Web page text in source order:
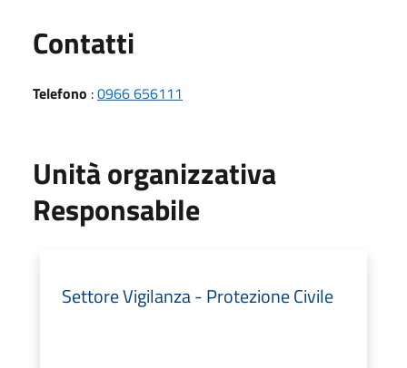
Contatti
Telefono :0966 656111
Unità organizzativa
Responsabile
Settore Vigilanza - Protezione Civile